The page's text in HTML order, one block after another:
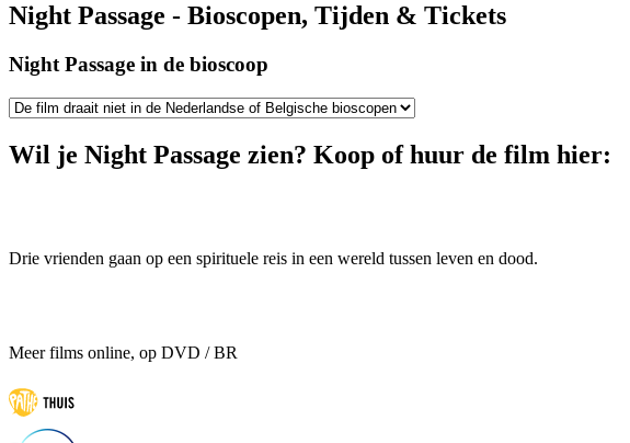
Night Passage - Bioscopen, Tijden & Tickets
Night Passage in de bioscoop
Wil je Night Passage zien? Koop of huur de film hier:
Drie vrienden gaan op een spirituele reis in een wereld tussen leven en dood.
Meer films online, op DVD / BR